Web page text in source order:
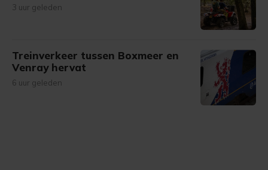
3 uur geleden
Treinverkeer tussen Boxmeer en
Venray hervat
6 uur geleden